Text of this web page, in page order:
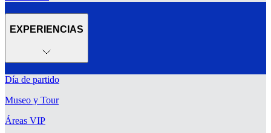
EXPERIENCIAS
Día de partido
Museo y Tour
Áreas VIP